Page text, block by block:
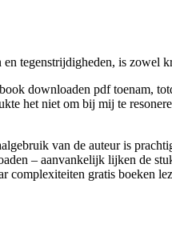
tegenstrijdigheden, is zowel
downloaden pdf toenam,
het niet om bij mij te
van de auteur is
– aanvankelijk lijken de
complexiteiten gratis boeken